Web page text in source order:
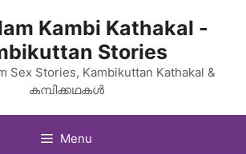
Kambi Kathakal -
Stories
Sex Stories, Kambikuttan Kathakal &
കമ്പിക്കഥകൾ
Menu